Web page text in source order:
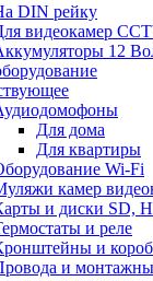
DIN рейку
видеокамер
12
Для дома
Для квартиры
Wi-Fi
камер
и диски SD,
и реле
и
и